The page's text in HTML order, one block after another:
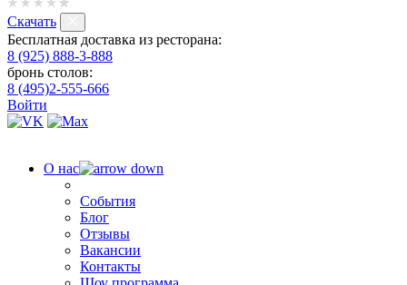
Скачать
Бесплатная доставка из ресторана:
8 (925) 888-3-888
бронь столов:
8 (495)2-555-666
Войти
О нас
События
Блог
Отзывы
Вакансии
Контакты